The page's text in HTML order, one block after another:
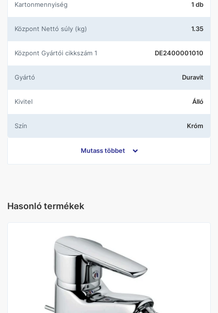
Kartonmennyiség 1 db
központ Nettó súly (kg) 1.35
központ Gyártói cikkszám 1 DE2400001010
Gyártó Duravit
Kivitel Álló
Szín Króm
Mutass többet
Hasonló termékek